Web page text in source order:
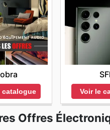
catalogue Voir le
Offres